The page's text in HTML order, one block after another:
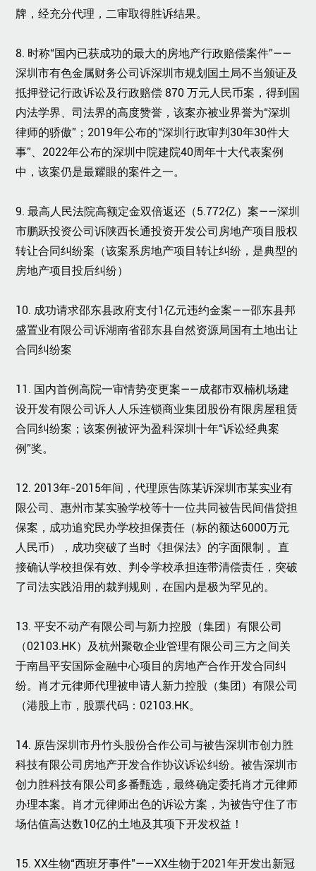
牌，经充分代理，二审取得胜诉结果。
8. 时称“国内已获成功的最大的房地产行政赔偿案件”——
深圳市有色金属财务公司诉深圳市规划国土局不当颁证及
抵押登记行政诉讼及行政赔偿 870 万元人民币案，得到国
内法学界、司法界的高度赞誉，该案亦被业界誉为“深圳
律师的骄傲”；2019年公布的“深圳行政审判30年30件大
事”、2022年公布的深圳中院建院40周年十大代表案例
中，该案仍是最耀眼的案件之一。
9. 最高人民法院高额定金双倍返还（5.772亿）案——深圳
市鹏跃投资公司诉陕西长通投资开发公司房地产项目股权
转让合同纠纷案（该案系房地产项目转让纠纷，是典型的
房地产项目投后纠纷）
10. 成功请求邵东县政府支付1亿元违约金案——邵东县邦
盛置业有限公司诉湖南省邵东县自然资源局国有土地出让
合同纠纷案
11. 国内首例高院一审情势变更案——成都市双楠机场建
设开发有限公司诉人人乐连锁商业集团股份有限房屋租赁
合同纠纷案；该案例被评为盈科深圳十年“诉讼经典案
例”奖。
12. 2013年-2015年间，代理原告陈某诉深圳市某实业有
限公司、惠州市某实验学校等十一位共同被告民间借贷担
保案，成功追究民办学校担保责任（标的额达6000万元
人民币），成功突破了当时《担保法》的字面限制 。直
接确认学校担保有效、判令学校承担连带清偿责任，突破
了司法实践沿用的裁判规则，在国内是极为罕见的。
13. 平安不动产有限公司与新力控股（集团）有限公司
（02103.HK）及杭州聚敬企业管理有限公司三方之间关
于南昌平安国际金融中心项目的房地产合作开发合同纠
纷。肖才元律师代理被申请人新力控股（集团）有限公司
（港股上市，股票代码：02103.HK。
14. 原告深圳市丹竹头股份合作公司与被告深圳市创力胜
科技有限公司房地产开发合作协议诉讼纠纷。被告深圳市
创力胜科技有限公司多番甄选，最终确定委托肖才元律师
办理本案。肖才元律师出色的诉讼方案，为被告守住了市
场估值高达数10亿的土地及其项下开发权益！
15. XX生物“西班牙事件”——XX生物于2021年开发出新冠